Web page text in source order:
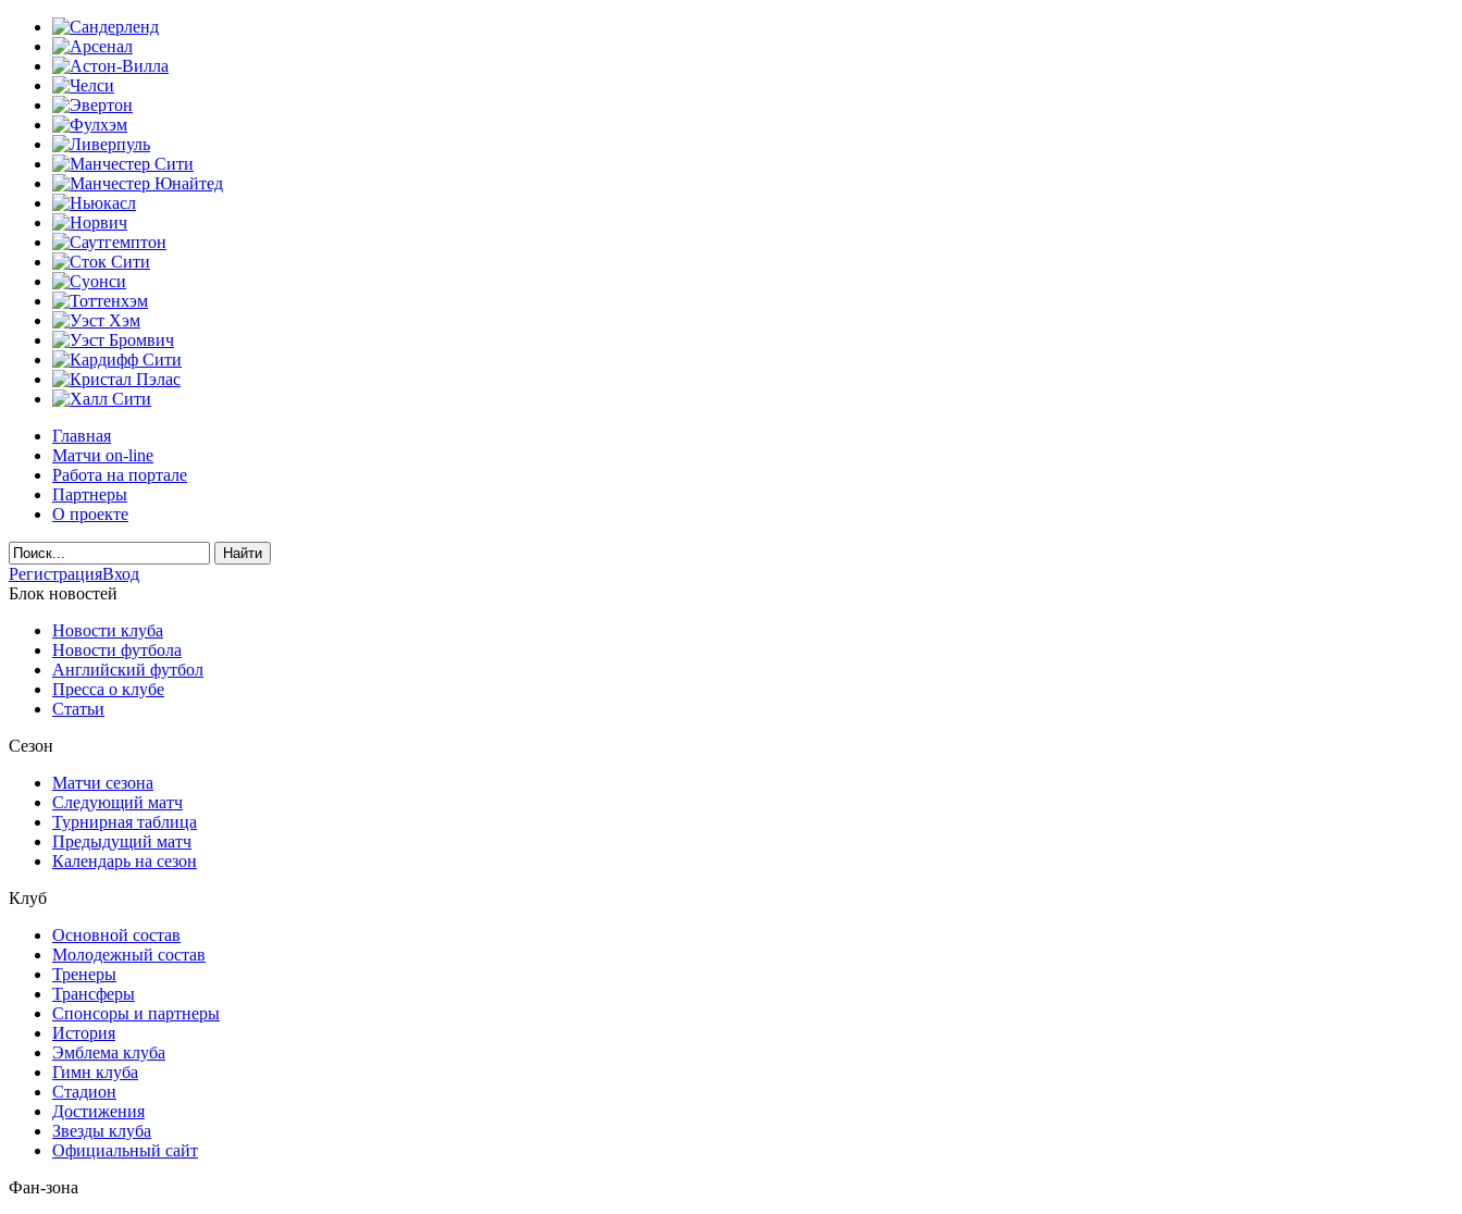
Главная
Матчи on-line
Работа на портале
Партнеры
О проекте
РегистрацияВход
Блок новостей
Новости клуба
Новости футбола
Английский футбол
Пресса о клубе
Статьи
Сезон
Матчи сезона
Следующий матч
Турнирная таблица
Предыдущий матч
Календарь на сезон
Клуб
Основной состав
Молодежный состав
Тренеры
Трансферы
Спонсоры и партнеры
История
Эмблема клуба
Гимн клуба
Стадион
Достижения
Звезды клуба
Официальный сайт
Фан-зона